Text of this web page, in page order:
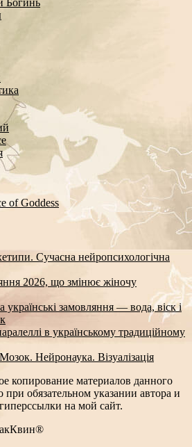
Богинь
of Goddess
Сучасна нейропсихологічна
2026, що змінює жіночу
українські замовляння — вода, віск і
в українському традиційному
Нейронаука. Візуалізація
копирование материалов данного
при обязательном указании автора и
на мой сайт.